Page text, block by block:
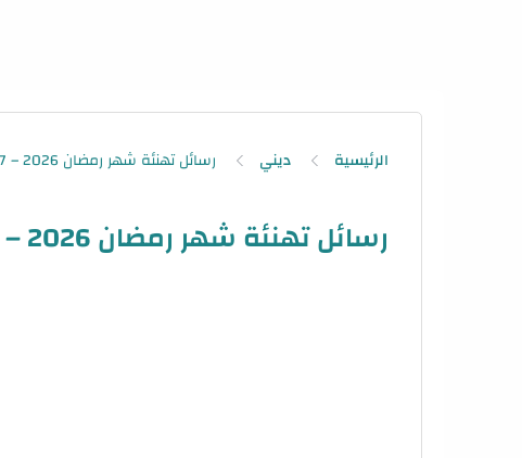
الرئيسية ديني
رسائل تهنئة شهر رمضان 2026 – 1447 عبارات التهنئة بمناسبة رمضان